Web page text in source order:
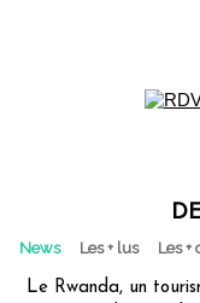
News Les + lus Les
Le Rwanda, un